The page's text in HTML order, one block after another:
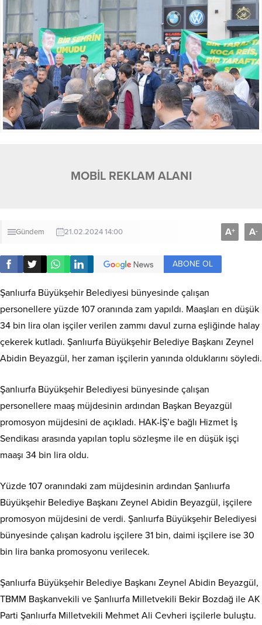
MOBİL REKLAM ALANI
Gündem 21.02.2024 14:00 A+ A-
ABONE OL
Şanlıurfa Büyükşehir Belediyesi bünyesinde çalışan
personellere yüzde 107 oranında zam yapıldı. Maaşları en düşük
34 bin lira olan işçiler verilen zammı davul zurna eşliğinde halay
çekerek kutladı. Şanlıurfa Büyükşehir Belediye Başkanı Zeynel
Abidin Beyazgül, her zaman işçilerin yanında olduklarını söyledi.
Şanlıurfa Büyükşehir Belediyesi bünyesinde çalışan
personellere maaş müjdesinin ardından Başkan Beyazgül
promosyon müjdesini de açıkladı. HAK-İŞ’e bağlı Hizmet İş
Sendikası arasında yapılan toplu sözleşme ile en düşük işçi
maaşı 34 bin lira oldu.
Yüzde 107 oranındaki zam müjdesinin ardından Şanlıurfa
Büyükşehir Belediye Başkanı Zeynel Abidin Beyazgül, işçilere
promosyon müjdesini de verdi. Şanlıurfa Büyükşehir Belediyesi
bünyesinde çalışan kadrolu işçilere 31 bin, daimi işçilere ise 30
bin lira banka promosyonu verilecek.
Şanlıurfa Büyükşehir Belediye Başkanı Zeynel Abidin Beyazgül,
TBMM Başkanvekili ve Şanlıurfa Milletvekili Bekir Bozdağ ile AK
Parti Şanlıurfa Milletvekili Mehmet Ali Cevheri işçilerle buluştu.